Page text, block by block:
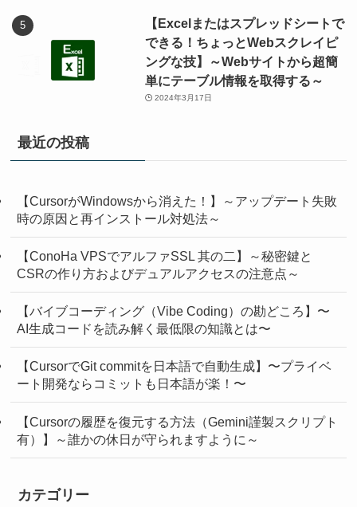
【Excelまたはスプレッドシートで
できる！ちょっとWebスクレイピ
ングな技】～Webサイトから超簡
単にテーブル情報を取得する～
2024年3月17日
最近の投稿
【CursorがWindowsから消えた！】～アップデート失敗
時の原因と再インストール対処法～
【ConoHa VPSでアルファSSL 其の二】～秘密鍵と
CSRの作り方およびデュアルアクセスの注意点～
【バイブコーディング（Vibe Coding）の勘どころ】〜
AI生成コードを読み解く最低限の知識とは〜
【CursorでGit commitを日本語で自動生成】〜プライベ
ート開発ならコミットも日本語が楽！〜
【Cursorの履歴を復元する方法（Gemini謹製スクリプト
有）】～誰かの休日が守られますように～
カテゴリー